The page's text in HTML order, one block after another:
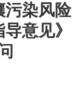
污染风险
意见》